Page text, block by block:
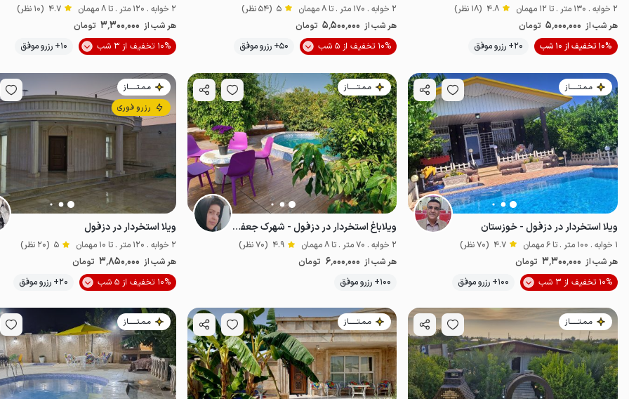
2 خوابه . 130 متر . تا 12 مهمان 4.8 (18 نظر)
هر شب از 5٬000٬000 تومان
10% تخفیف از 10 شب
20+ رزرو موفق پت‌نواز موقعیت در نقشه
2 خوابه . 170 متر . تا 8 مهمان 5 (54 نظر)
هر شب از 5٬500٬000 تومان
10% تخفیف از 5 شب
50+ رزرو موفق موقعیت در نقشه
2 خوابه . 120 متر . تا 8 مهمان 4.7 (10 نظر)
هر شب از 3٬300٬000 تومان
10% تخفیف از 3 شب
10+ رزرو موفق
مـمـتــــــاز
ویلا استخردار در دزفول - خوزستان
1 خوابه . 100 متر . تا 6 مهمان 4.7 (70 نظر)
هر شب از 3٬300٬000 تومان
10% تخفیف از 3 شب
100+ رزرو موفق موقعیت در نقشه
مـمـتــــــاز
ویلاباغ استخردار در دزفول - شهرک جعفرطیار
2 خوابه . 70 متر . تا 8 مهمان 4.9 (70 نظر)
هر شب از 6٬000٬000 تومان
100+ رزرو موفق
موقعیت در نقشه
مـمـتــــــاز
رزرو فوری
ویلا استخردار در دزفول
2 خوابه . 120 متر . تا 10 مهمان 5 (20 نظر)
هر شب از 3٬850٬000 تومان
10% تخفیف از 5 شب
20+ رزرو موفق
مـمـتــــــاز مـمـتــــــاز مـمـتــــــاز